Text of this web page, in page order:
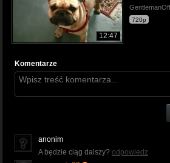
12:47
720p
Komentarze
anonim
A będzie ciąg dalszy? odpowiedz